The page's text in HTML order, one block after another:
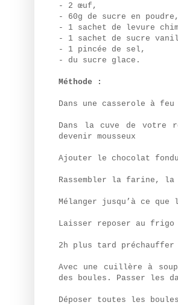
- 2 œuf,
- 60g de sucre en poudre,
- 1 sachet de levure
- 1 sachet de sucre
- 1 pincée de sel,
- du sucre glace.
Méthode :
Dans une casserole à
Dans la cuve de votre
devenir mousseux
Ajouter le chocolat
Rassembler la farine,
Mélanger jusqu’à ce que
Laisser reposer au
2h plus tard
Avec une cuillère à
des boules. Passer les
Déposer toutes les